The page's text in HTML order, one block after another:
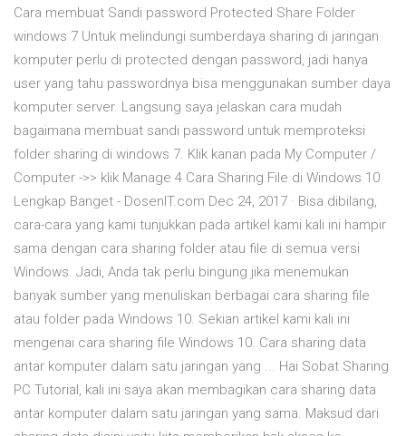
Cara membuat Sandi password Protected Share Folder
windows 7 Untuk melindungi sumberdaya sharing di jaringan
komputer perlu di protected dengan password, jadi hanya
user yang tahu passwordnya bisa menggunakan sumber daya
komputer server. Langsung saya jelaskan cara mudah
bagaimana membuat sandi password untuk memproteksi
folder sharing di windows 7. Klik kanan pada My Computer /
Computer ->> klik Manage 4 Cara Sharing File di Windows 10
Lengkap Banget - DosenIT.com Dec 24, 2017 · Bisa dibilang,
cara-cara yang kami tunjukkan pada artikel kami kali ini hampir
sama dengan cara sharing folder atau file di semua versi
Windows. Jadi, Anda tak perlu bingung jika menemukan
banyak sumber yang menuliskan berbagai cara sharing file
atau folder pada Windows 10. Sekian artikel kami kali ini
mengenai cara sharing file Windows 10. Cara sharing data
antar komputer dalam satu jaringan yang ... Hai Sobat Sharing
PC Tutorial, kali ini saya akan membagikan cara sharing data
antar komputer dalam satu jaringan yang sama. Maksud dari